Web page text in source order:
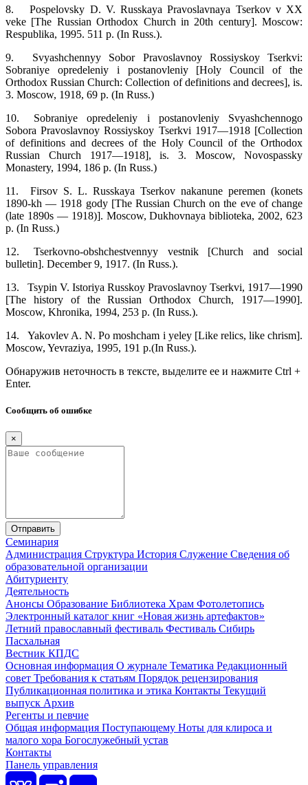
8.
Pospelovsky D. V. Russkaya Pravoslavnaya Tserkov v XX
veke [The Russian Orthodox Church in 20th century]. Moscow:
Respublika, 1995. 511 p. (In Russ.).
9.
Svyashchennyy Sobor Pravoslavnoy Rossiyskoy Tserkvi:
Sobraniye opredeleniy i postanovleniy [Holy Council of the
Orthodox Russian Church: Collection of definitions and decrees], is.
3. Moscow, 1918, 69 p. (In Russ.)
10.
Sobraniye opredeleniy i postanovleniy Svyashchennogo
Sobora Pravoslavnoy Rossiyskoy Tserkvi 1917—1918 [Collection
of definitions and decrees of the Holy Council of the Orthodox
Russian Church 1917—1918], is. 3. Moscow, Novospassky
Monastery, 1994, 186 p. (In Russ.)
11.
Firsov S. L. Russkaya Tserkov nakanune peremen (konets
1890-kh — 1918 gody [The Russian Church on the eve of change
(late 1890s — 1918)]. Moscow, Dukhovnaya biblioteka, 2002, 623
p. (In Russ.)
12.
Tserkovno-obshchestvennyy vestnik [Church and social
bulletin]. December 9, 1917. (In Russ.).
13.
Tsypin V. Istoriya Russkoy Pravoslavnoy Tserkvi, 1917—1990
[The history of the Russian Orthodox Church, 1917—1990].
Moscow, Khronika, 1994, 253 p. (In Russ.).
14.
Yakovlev A. N. Po moshcham i yeley [Like relics, like chrism].
Moscow, Yevraziya, 1995, 191 p.(In Russ.).
Обнаружив неточность в тексте, выделите ее и нажмите Ctrl +
Enter.
Сообщить об ошибке
×
Отправить
Семинария
Администрация Структура История Служение Сведения об
образовательной организации
Абитуриенту
Деятельность
Анонсы Образование Библиотека Храм Фотолетопись
Электронный каталог книг «Новая жизнь артефактов»
Летний православный фестиваль Фестиваль Сибирь
Пасхальная
Вестник КПДС
Основная информация О журнале Тематика Редакционный
совет Требования к статьям Порядок рецензирования
Публикационная политика и этика Контакты Текущий
выпуск Архив
Регенты и певчие
Общая информация Поступающему Ноты для клироса и
малого хора Богослужебный устав
Контакты
Панель управления